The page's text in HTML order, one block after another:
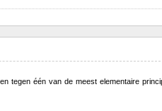
tegen één van de meest elementaire